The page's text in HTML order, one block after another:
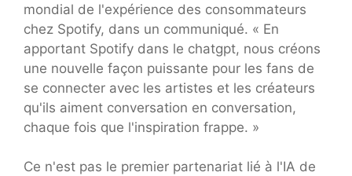
mondial de l'expérience des consommateurs
chez Spotify, dans un communiqué. « En
apportant Spotify dans le chatgpt, nous créons
une nouvelle façon puissante pour les fans de
se connecter avec les artistes et les créateurs
qu'ils aiment conversation en conversation,
chaque fois que l'inspiration frappe. »
Ce n'est pas le premier partenariat lié à l'IA de